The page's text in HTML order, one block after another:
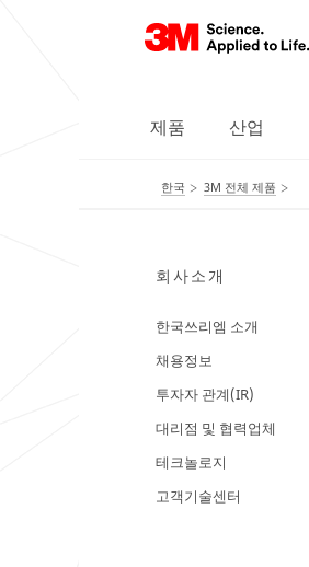
제품 산업
한국 3M 전체 제품
회사소개
한국쓰리엠 소개
채용정보
투자자 관계(IR)
대리점 및 협력업체
테크놀로지
고객기술센터